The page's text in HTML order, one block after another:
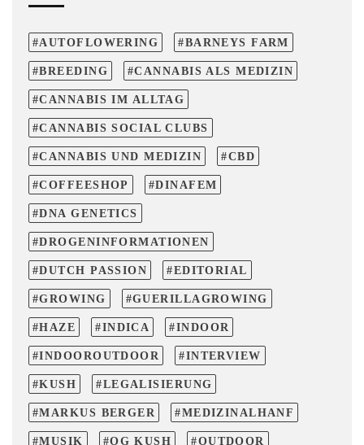
AUTOFLOWERING BARNEYS FARM
BREEDING CANNABIS ALS MEDIZIN
CANNABIS IM ALLTAG
CANNABIS SOCIAL CLUBS
CANNABIS UND MEDIZIN CBD
COFFEESHOP DINAFEM
DNA GENETICS
DROGENINFORMATIONEN
DUTCH PASSION EDITORIAL
GROWING GUERILLAGROWING
HAZE INDICA INDOOR
INDOOROUTDOOR INTERVIEW
KUSH LEGALISIERUNG
MARKUS BERGER MEDIZINALHANF
MUSIK OG KUSH OUTDOOR